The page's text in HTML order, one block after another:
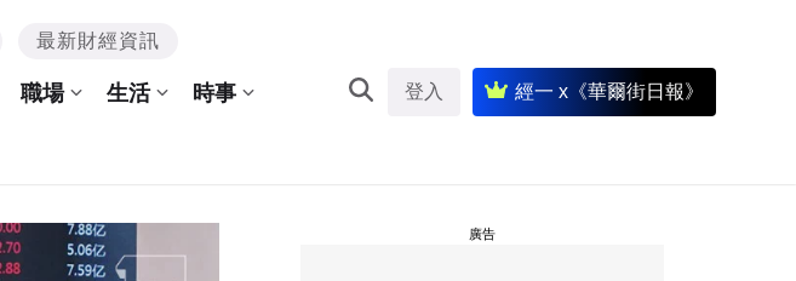
最新財經資訊
職場 生活 時事 登入 經一 x《華爾街日報》
廣告